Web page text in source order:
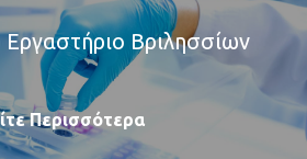
Εργαστήριο Βριλησσίων
Περισσότερα